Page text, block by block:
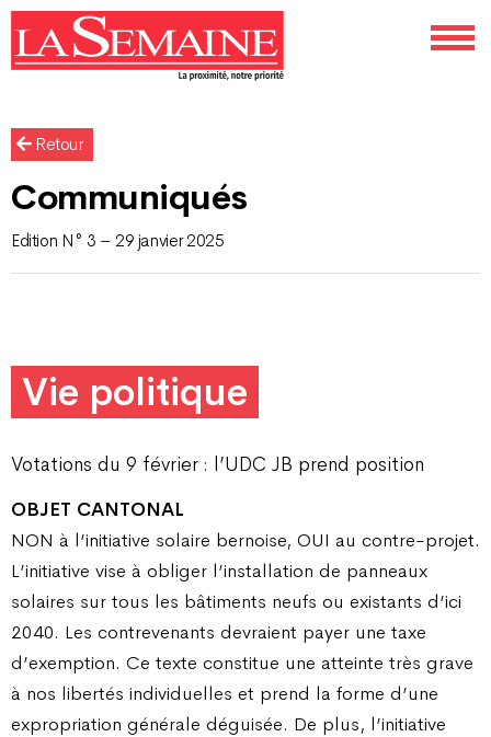
Retour
Communiqués
Edition N° 3 – 29 janvier 2025
Vie politique
Votations du 9 février : l’UDC JB prend position
OBJET CANTONAL
NON à l’initiative solaire bernoise, OUI au contre-projet.
L’initiative vise à obliger l’installation de panneaux
solaires sur tous les bâtiments neufs ou existants d’ici
2040. Les contrevenants devraient payer une taxe
d’exemption. Ce texte constitue une atteinte très grave
à nos libertés individuelles et prend la forme d’une
expropriation générale déguisée. De plus, l’initiative